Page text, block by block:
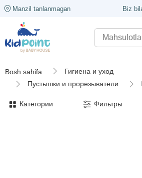
Manzil tanlanmagan Biz
Bosh sahifa
Гигиена и уход
Пустышки и прорезыватели
Категории Фильтры